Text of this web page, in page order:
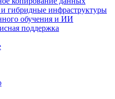
гибридные инфраструктуры
обучения и ИИ
поддержка